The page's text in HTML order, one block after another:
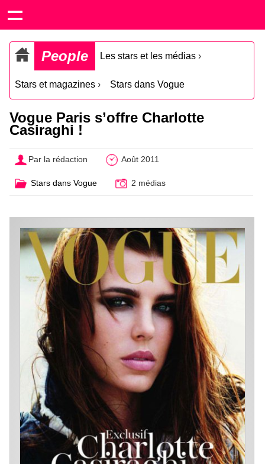
People Les stars et les médias ›
Stars et magazines › Stars dans Vogue
Vogue Paris s’offre Charlotte
Casiraghi !
Par la rédaction Août 2011
Stars dans Vogue 2 médias